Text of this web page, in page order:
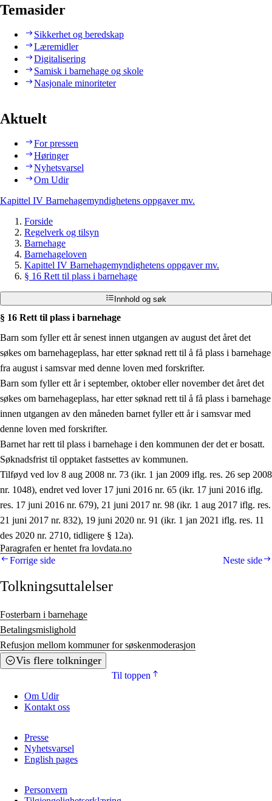
Temasider
Sikkerhet og beredskap
Læremidler
Digitalisering
Samisk i barnehage og skole
Nasjonale minoriteter
Aktuelt
For pressen
Høringer
Nyhetsvarsel
Om Udir
Kapittel IV Barnehagemyndighetens oppgaver mv.
Forside
Regelverk og tilsyn
Barnehage
Barnehageloven
Kapittel IV Barnehagemyndighetens oppgaver mv.
§ 16 Rett til plass i barnehage
Innhold og søk
§ 16 Rett til plass i barnehage
Barn som fyller ett år senest innen utgangen av august det året det
søkes om barnehageplass, har etter søknad rett til å få plass i barnehage
fra august i samsvar med denne loven med forskrifter.
Barn som fyller ett år i september, oktober eller november det året det
søkes om barnehageplass, har etter søknad rett til å få plass i barnehage
innen utgangen av den måneden barnet fyller ett år i samsvar med
denne loven med forskrifter.
Barnet har rett til plass i barnehage i den kommunen der det er bosatt.
Søknadsfrist til opptaket fastsettes av kommunen.
Tilføyd ved lov 8 aug 2008 nr. 73 (ikr. 1 jan 2009 iflg. res. 26 sep 2008
nr. 1048), endret ved lover 17 juni 2016 nr. 65 (ikr. 17 juni 2016 iflg.
res. 17 juni 2016 nr. 679), 21 juni 2017 nr. 98 (ikr. 1 aug 2017 iflg. res.
21 juni 2017 nr. 832), 19 juni 2020 nr. 91 (ikr. 1 jan 2021 iflg. res. 11
des 2020 nr. 2710, tidligere § 12a).
Paragrafen er hentet fra lovdata.no
Neste side
Forrige side
Tolkningsuttalelser
Fosterbarn i barnehage
Betalingsmislighold
Refusjon mellom kommuner for søskenmoderasjon
Vis flere tolkninger
Til toppen
Om Udir
Kontakt oss
Presse
Nyhetsvarsel
English pages
Personvern